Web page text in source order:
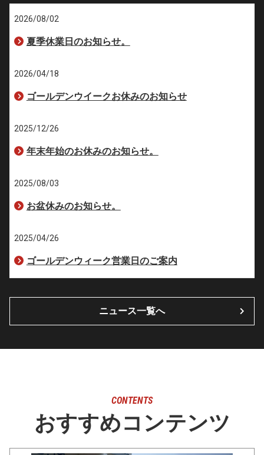
2026/08/02
夏季休業日のお知らせ。
2026/04/18
ゴールデンウイークお休みのお知らせ
2025/12/26
年末年始のお休みのお知らせ。
2025/08/03
お盆休みのお知らせ。
2025/04/26
ゴールデンウィーク営業日のご案内
ニュース一覧へ
CONTENTS
おすすめコンテンツ